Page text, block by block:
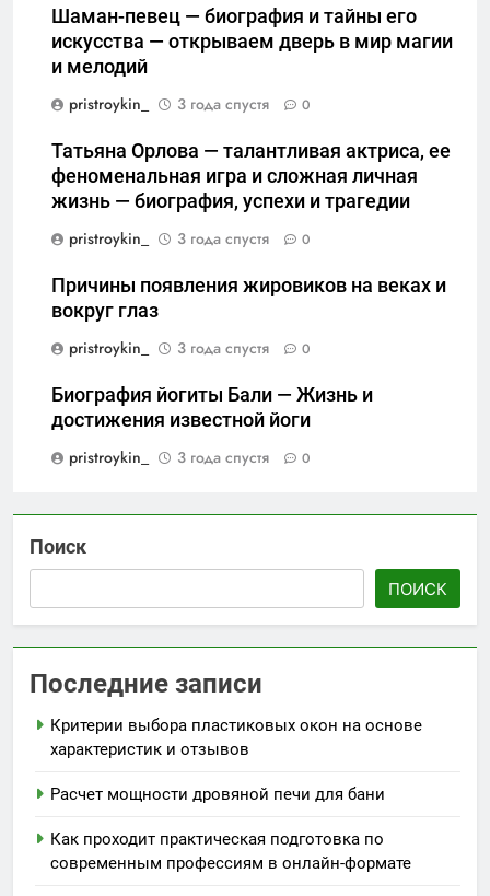
Шаман-певец — биография и тайны его
искусства — открываем дверь в мир магии
и мелодий
pristroykin_
3 года спустя 0
Татьяна Орлова — талантливая актриса, ее
феноменальная игра и сложная личная
жизнь — биография, успехи и трагедии
pristroykin_
3 года спустя 0
Причины появления жировиков на веках и
вокруг глаз
pristroykin_
3 года спустя 0
Биография йогиты Бали — Жизнь и
достижения известной йоги
pristroykin_
3 года спустя 0
Поиск
ПОИСК
Последние записи
Критерии выбора пластиковых окон на основе
характеристик и отзывов
Расчет мощности дровяной печи для бани
Как проходит практическая подготовка по
современным профессиям в онлайн-формате